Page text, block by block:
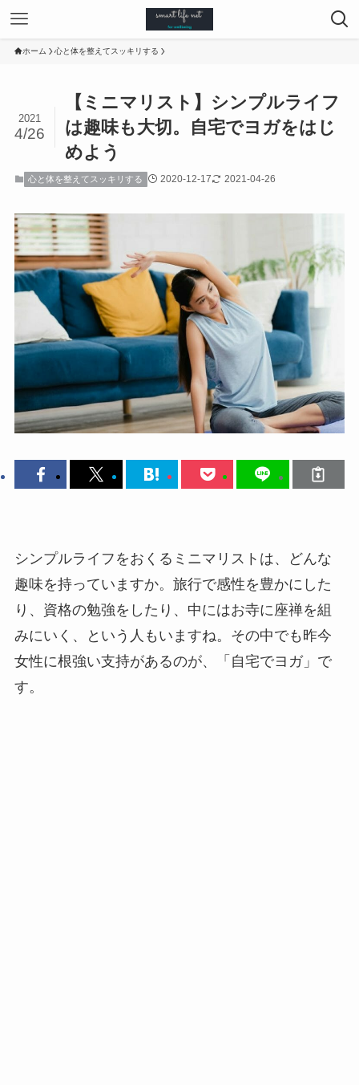
ホーム 心と体を整えてスッキリする
【ミニマリスト】シンプルライフ
は趣味も大切。自宅でヨガをはじ
めよう
2021
4/26
心と体を整えてスッキリする 2020-12-17 2021-04-26
シンプルライフをおくるミニマリストは、どんな
趣味を持っていますか。旅行で感性を豊かにした
り、資格の勉強をしたり、中にはお寺に座禅を組
みにいく、という人もいますね。その中でも昨今
女性に根強い支持があるのが、「自宅でヨガ」で
す。